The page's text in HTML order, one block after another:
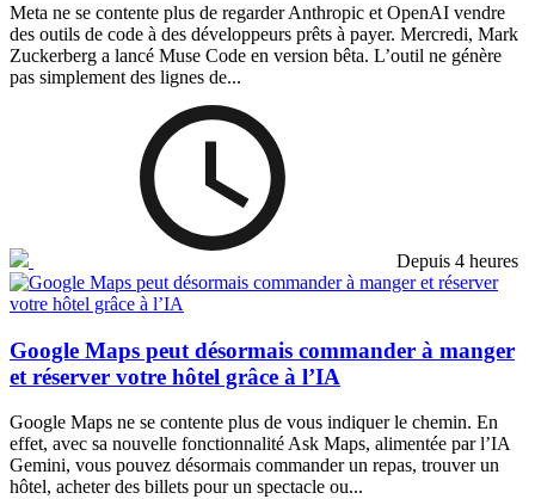
Meta ne se contente plus de regarder Anthropic et OpenAI vendre
des outils de code à des développeurs prêts à payer. Mercredi, Mark
Zuckerberg a lancé Muse Code en version bêta. L’outil ne génère
pas simplement des lignes de...
Depuis 4 heures
Google Maps peut désormais commander à manger
et réserver votre hôtel grâce à l’IA
Google Maps ne se contente plus de vous indiquer le chemin. En
effet, avec sa nouvelle fonctionnalité Ask Maps, alimentée par l’IA
Gemini, vous pouvez désormais commander un repas, trouver un
hôtel, acheter des billets pour un spectacle ou...